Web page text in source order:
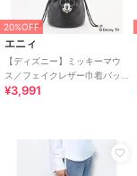
20%OFF
エニィ
【ディズニー】ミッキーマウ
ス／フェイクレザー巾着バッ
グ
¥3,991